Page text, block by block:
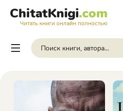
ChitatKnigi.com
Читать книги онлайн полностью